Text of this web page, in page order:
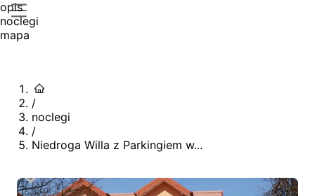
opis
noclegi
mapa
/
noclegi
/
Niedroga Willa z Parkingiem w...